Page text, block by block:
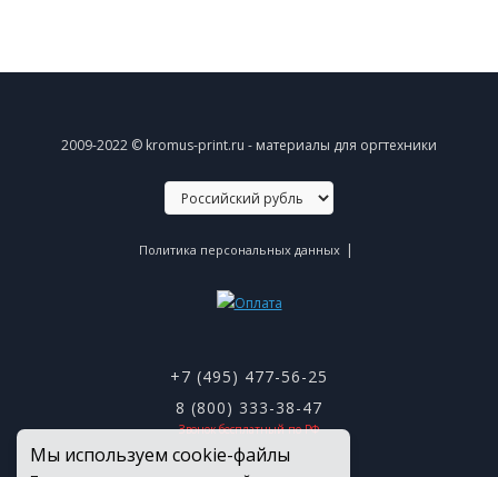
2009-2022 © kromus-print.ru - материалы для оргтехники
Политика персональных данных |
+7 (495) 477-56-25
8 (800) 333-38-47
Звонок бесплатный по РФ
Мы используем cookie-файлы